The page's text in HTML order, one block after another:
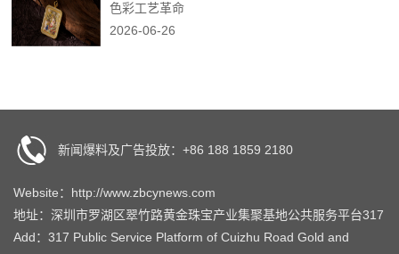
色彩工艺革命
2026-06-26
新闻爆料及广告投放：+86 188 1859 2180
Website：http://www.zbcynews.com
地址：深圳市罗湖区翠竹路黄金珠宝产业集聚基地公共服务平台317
Add：317 Public Service Platform of Cuizhu Road Gold and